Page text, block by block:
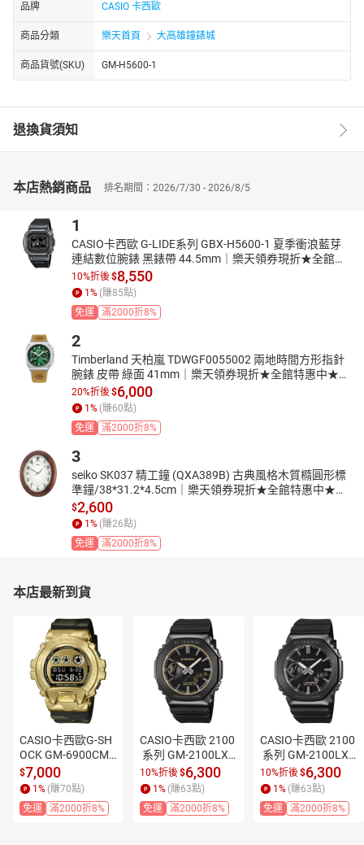
戴上專為運動而生的 G-SQUAD GM-H5600 系列 G-SHOCK 手
錶，讓您在日常生活或體能鍛鍊中，都能游刃有餘、順暢自
鏽鋼錶圈，無論當天行程為何，都能完美襯托個人風格。背蓋
採用輕盈耐用的碳纖維強化樹脂，四個錶圈凹孔的機械加工孔
需功能一應俱全，彈指之間掌握運動數據。點擊 Polar™ 智慧
型手錶資料庫，分析運動、追蹤睡眠後恢復的情況，以及支援
理念，同時兼具對環境的關懷。正因如此，我們以玉米原料製
作生質樹脂錶帶，這種高分子材料萃取自可再生的有機資源，
採用化學或生物合成技術生產，大幅減輕環境負擔，更推動世
界朝向「循環經濟」的理想邁進。 高解析度像素記憶體
（MIP）LCD 確保輕鬆讀取，而 USB 和太陽能輔助充電則確保
您隨時可以啟程。
型號:GM-H5600-1
尺寸:44MM
錶帶:生質樹脂
錶殼:樹脂 / 生脂樹脂 / 不鏽鋼
機芯:太陽能
防水:防水200米
指針:-
錶帶:黑色系
錶殼:銀色系
世界時間 38 個時區*（38 個城市 + 國際標準時間）、日光節
約開/關、自動夏令時間（DST）切換 *在連線至智慧型手機時
可能會更新。
日出、日落時間顯示 特定日期的日出時間和日落時間
測量單位：1 秒 倒數範圍：60 分鐘 倒數開始時間設定範圍：
1 秒至 60 分鐘（增加以 1 秒鐘為單位）
品牌 CASIO 卡西歐
商品分類 樂天首頁 大高雄鐘錶城
商品貨號(SKU) GM-H5600-1
退換貨須知
本店熱銷商品 排名期間：2026/7/30 - 2026/8/5
1
CASIO卡西歐 G-LIDE系列 GBX-H5600-1 夏季衝浪藍芽
連結數位腕錶 黑錶帶 44.5mm｜樂天領券現折★全館特
惠中★指定刷卡回饋10%
10%折後$8,550
1 % (賺85點)
免運
滿2000折8%
2
Timberland 天柏嵐 TDWGF0055002 兩地時間方形指針
腕錶 皮帶 綠面 41mm｜樂天領券現折★全館特惠中★指
定刷卡回饋10%
20%折後$6,000
1 % (賺60點)
免運
滿2000折8%
3
seiko SK037 精工鐘 (QXA389B) 古典風格木質橢圓形標
準鐘/38*31.2*4.5cm｜樂天領券現折★全館特惠中★指
定刷卡回饋10%
$2,600
1 % (賺26點)
免運
滿2000折8%
本店最新到貨
CASIO卡西歐G-SH
OCK GM-6900CMG
-3金色迷彩街頭風
格時尚腕錶 金色 4
9.7mm｜樂天領券
現折★全館特惠中
$7,000
1 % (賺70點)
免運
滿2000折8%
CASIO卡西歐 2100
系列 GM-2100LXB
-1A9 奢華黑色金屬
錶殼雙顯示腕錶 黑
金 44.4mm｜樂天
領券現折★全館特
10%折後$6,300
1 % (賺63點)
免運
滿2000折8%
CASIO卡西歐 2100
系列 GM-2100LXB
-1A 奢華黑色金屬
錶殼雙顯示腕錶 黑
色 44.4mm｜樂天
領券現折★全館特
10%折後$6,300
1 % (賺63點)
免運
滿2000折8%